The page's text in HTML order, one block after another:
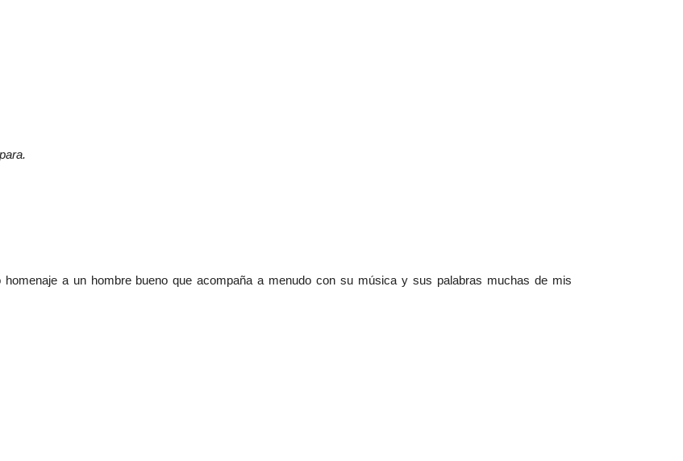
a un hombre bueno que acompaña a menudo con su música y sus palabras muchas de mis